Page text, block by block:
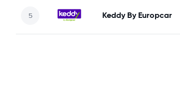
Keddy By Europcar